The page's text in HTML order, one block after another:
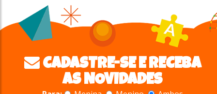
CADASTRE-SE E RECEBA
AS NOVIDADES